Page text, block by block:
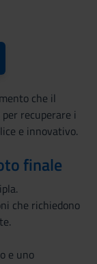
che il
recuperare i
e innovativo.
finale
che richiedono
e uno